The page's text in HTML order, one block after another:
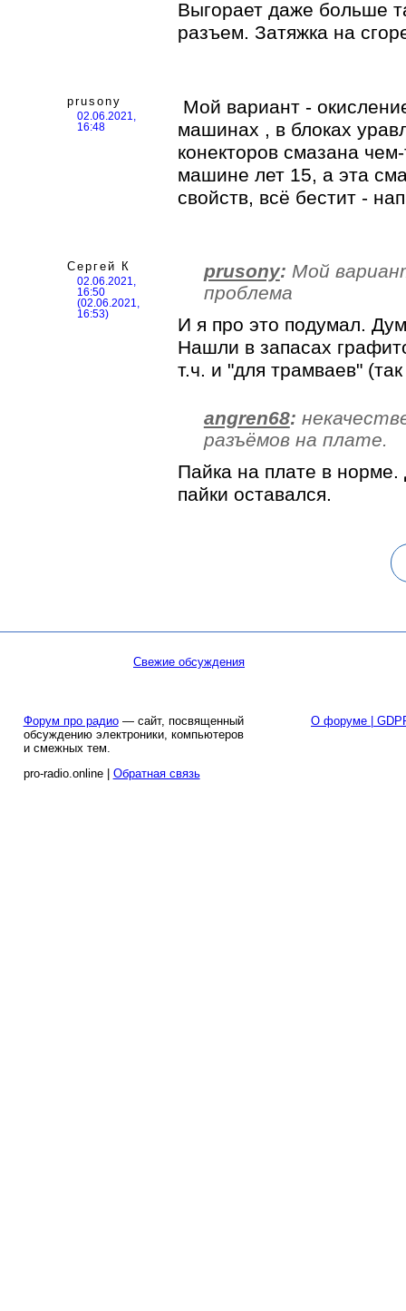
Выгорает даже больше
разъем. Затяжка на
prusony
02.06.2021,
16:48
Мой вариант -
машинах , в блоках
конекторов смазана
машине лет 15, а эта
свойств, всё бестит -
Сергей К
02.06.2021,
16:50
(02.06.2021,
16:53)
prusony: Мой
проблема
И я про это подумал.
Нашли в запасах
т.ч. и "для трамваев"
angren68:
разъёмов на плате.
Пайка на плате в
пайки оставался.
Свежие обсуждения
Форум про радио— сайт, посвященный
обсуждению электроники, компьютеров
и смежных тем.
pro-radio.online | Обратная связь
О форуме |